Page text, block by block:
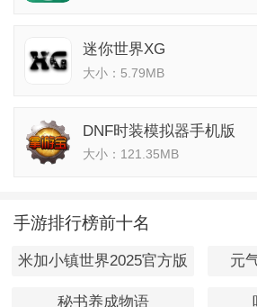
迷你世界XG
大小：5.79MB
DNF时装模拟器手机版
大小：121.35MB
手游排行榜前十名
米加小镇世界2025官方版 元
秘书养成物语